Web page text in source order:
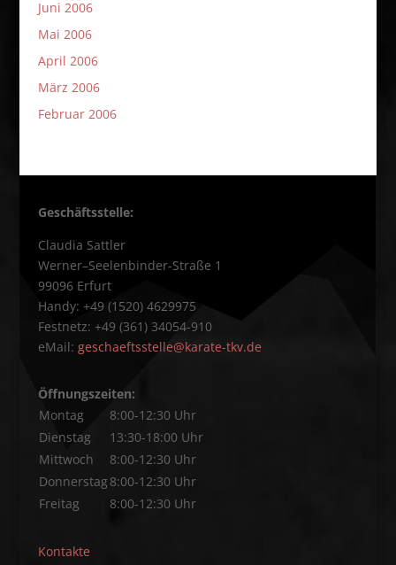
Juni 2006
Mai 2006
April 2006
März 2006
Februar 2006
Geschäftsstelle:
Claudia Sattler
Werner–Seelenbinder-Straße 1
99096 Erfurt
Handy: +49 (1520) 4629975
Festnetz: +49 (361) 34054-910
eMail: geschaeftsstelle@karate-tkv.de
Öffnungszeiten:
Montag
8:00-12:30 Uhr
Dienstag
13:30-18:00 Uhr
Mittwoch
8:00-12:30 Uhr
Donnerstag 8:00-12:30 Uhr
Freitag
8:00-12:30 Uhr
Kontakte